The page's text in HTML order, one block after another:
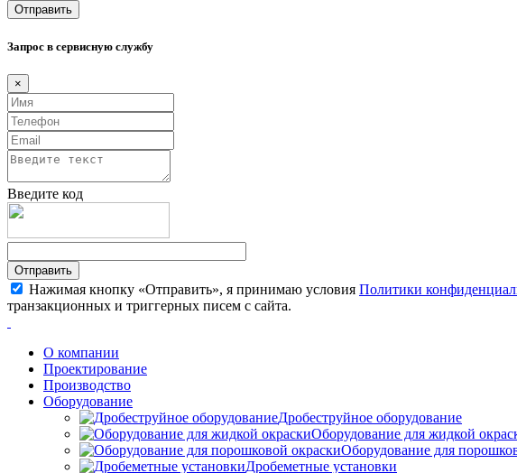
Запрос в сервисную службу
×
Введите код
Нажимая кнопку «Отправить», я принимаю условия Политики
транзакционных и триггерных писем с сайта.
О компании
Проектирование
Производство
Оборудование
Дробеструйное оборудование
Оборудование для жидкой
Оборудование для
Дробеметные установки